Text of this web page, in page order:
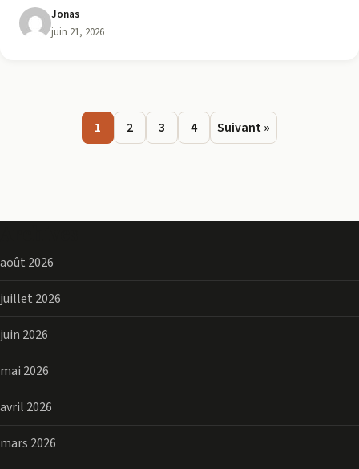
Jonas
juin 21, 2026
Pagination1 2 3 4 Suivant »
août 2026
juillet 2026
juin 2026
mai 2026
avril 2026
mars 2026